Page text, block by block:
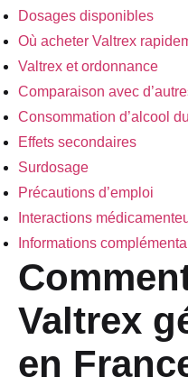
Dosages disponibles
Où acheter Valtrex
Valtrex et ordonnance
Comparaison avec
Consommation d’alcool
Effets secondaires
Surdosage
Précautions d’emploi
Interactions
Informations
Valtrex
en